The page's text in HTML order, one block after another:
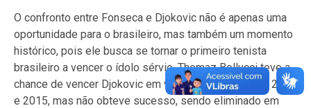
O confronto entre Fonseca e Djokovic não é apenas uma
oportunidade para o brasileiro, mas também um momento
histórico, pois ele busca se tornar o primeiro tenista
brasileiro a vencer o ídolo sérvio. Thomaz Bellucci teve a
chance de vencer Djokovic em várias ocasiões entre 2010
e 2015, mas não obteve sucesso, sendo eliminado em